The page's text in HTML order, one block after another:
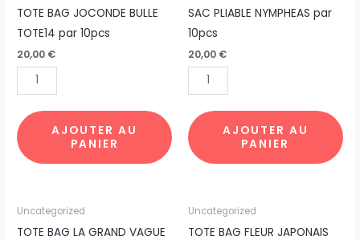
TOTE BAG JOCONDE BULLE
TOTE14 par 10pcs
20,00 €
de
TOTE
BAG
JOCONDE
BULLE
TOTE14
par
10pcs
AJOUTER AU
PANIER
SAC PLIABLE NYMPHEAS par
10pcs
20,00 €
de
SAC
PLIABLE
NYMPHEAS
10pcs
AJOUTER AU
PANIER
Uncategorized
TOTE BAG LA GRAND VAGUE
quantité
de
Uncategorized
TOTE BAG FLEUR JAPONAIS
quantité
de